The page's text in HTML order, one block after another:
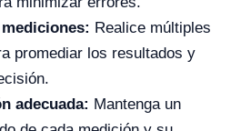
Realice múltiples
promediar los resultados y
adecuada: Mantenga un